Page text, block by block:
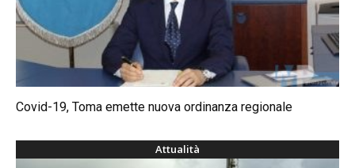
Covid-19, Toma emette nuova ordinanza regionale
Attualità